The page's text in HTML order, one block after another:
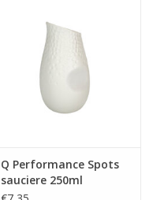
Q Performance Spots
sauciere 250ml